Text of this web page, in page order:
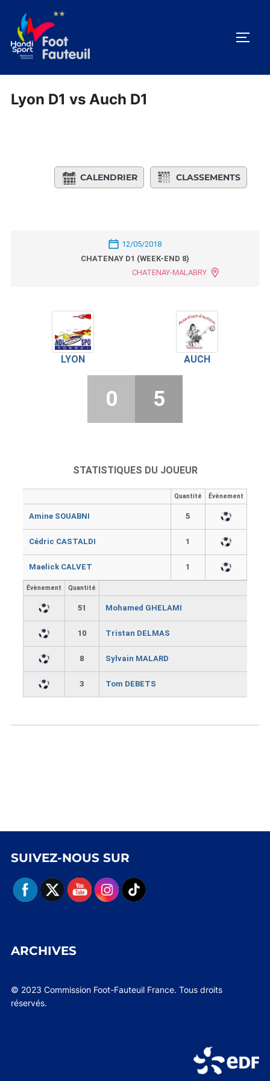
contenu
Lyon D1 vs Auch D1
CALENDRIER CLASSEMENTS
12/05/2018
CHATENAY D1 (WEEK-END 8)
CHATENAY-MALABRY
LYON AUCH
0 5
STATISTIQUES DU JOUEUR
Quantité Évènement
Amine SOUABNI 5
Cédric CASTALDI 1
Maelick CALVET 1
Évènement Quantité
51 Mohamed GHELAMI
10 Tristan DELMAS
8 Sylvain MALARD
3 Tom DEBETS
SUIVEZ-NOUS SUR
ARCHIVES
© 2023 Commission Foot-Fauteuil France. Tous droits
réservés.